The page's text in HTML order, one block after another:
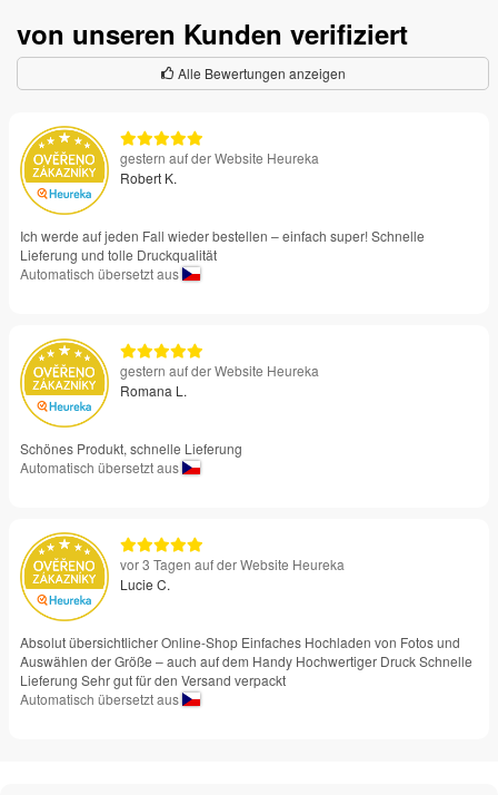
von unseren Kunden verifiziert
Alle Bewertungen anzeigen
gestern auf der Website Heureka
Robert K.
Ich werde auf jeden Fall wieder bestellen – einfach super! Schnelle
Lieferung und tolle Druckqualität
Automatisch übersetzt aus
gestern auf der Website Heureka
Romana L.
Schönes Produkt, schnelle Lieferung
Automatisch übersetzt aus
vor 3 Tagen auf der Website Heureka
Lucie C.
Absolut übersichtlicher Online-Shop Einfaches Hochladen von Fotos und
Auswählen der Größe – auch auf dem Handy Hochwertiger Druck Schnelle
Lieferung Sehr gut für den Versand verpackt
Automatisch übersetzt aus